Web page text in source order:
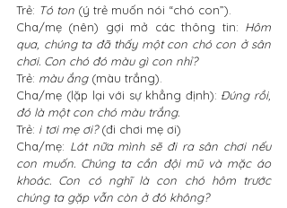
Trẻ: Tó ton (ý trẻ muốn nói “chó con”).
Cha/mẹ (nên) gợi mở các thông tin: Hôm
qua, chúng ta đã thấy một con chó con ở sân
chơi. Con chó đó màu gì con nhỉ?
Trẻ: màu ắng (màu trắng).
Cha/mẹ (lặp lại với sự khẳng định): Đúng rồi,
đó là một con chó màu trắng.
Trẻ: i tơi mẹ ơi? (đi chơi mẹ ơi)
Cha/mẹ: Lát nữa mình sẽ đi ra sân chơi nếu
con muốn. Chúng ta cần đội mũ và mặc áo
khoác. Con có nghĩ là con chó hôm trước
chúng ta gặp vẫn còn ở đó không?